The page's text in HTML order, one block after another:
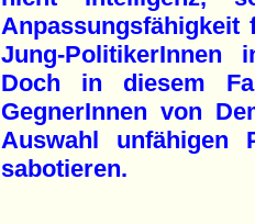
Anpassungsfähigkeit
Jung-PolitikerInnen
Doch in diesem
GegnerInnen von
Auswahl unfähigen
sabotieren.